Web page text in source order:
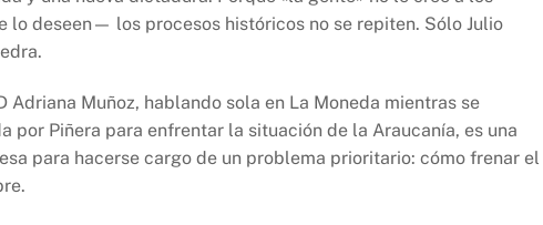
deseen— los procesos históricos no se repiten. Sólo Julio
Adriana Muñoz, hablando sola en La Moneda mientras se
Piñera para enfrentar la situación de la Araucanía, es una
para hacerse cargo de un problema prioritario: cómo frenar el